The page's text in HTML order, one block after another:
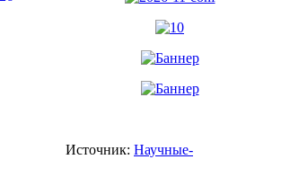
Источник: Научные-